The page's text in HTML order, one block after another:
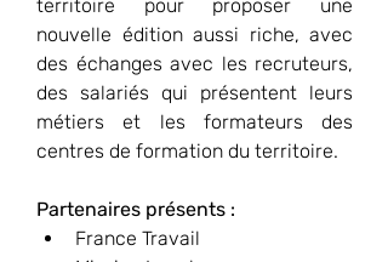
territoire pour proposer une
nouvelle édition aussi riche, avec
des échanges avec les recruteurs,
des salariés qui présentent leurs
métiers et les formateurs des
centres de formation du territoire.
Partenaires présents :
France Travail